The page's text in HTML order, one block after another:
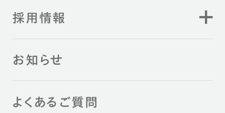
採用情報
お知らせ
よくあるご質問